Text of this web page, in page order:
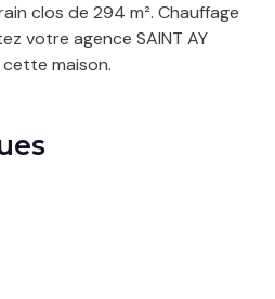
clos de 294 m². Chauffage
votre agence SAINT AY
cette maison.